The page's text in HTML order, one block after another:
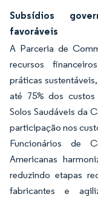
Subsídios
favoráveis
A Parceria de
recursos
práticas
até 75% dos
Solos Saudáveis da
participação nos
Funcionários de
Americanas
reduzindo etapas
fabricantes e